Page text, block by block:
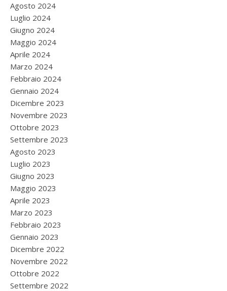
Agosto 2024
Luglio 2024
Giugno 2024
Maggio 2024
Aprile 2024
Marzo 2024
Febbraio 2024
Gennaio 2024
Dicembre 2023
Novembre 2023
Ottobre 2023
Settembre 2023
Agosto 2023
Luglio 2023
Giugno 2023
Maggio 2023
Aprile 2023
Marzo 2023
Febbraio 2023
Gennaio 2023
Dicembre 2022
Novembre 2022
Ottobre 2022
Settembre 2022